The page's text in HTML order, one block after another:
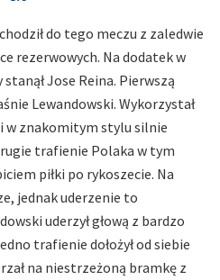
do tego meczu z zaledwie
rezerwowych. Na dodatek w
Jose Reina. Pierwszą
Lewandowski. Wykorzystał
w znakomitym stylu silnie
trafienie Polaka w tym
piłki po rykoszecie. Na
jednak uderzenie to
uderzył głową z bardzo
trafienie dołożył od siebie
na niestrzeżoną bramkę z